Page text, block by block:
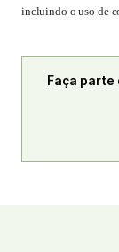
incluindo o uso de
Faça parte